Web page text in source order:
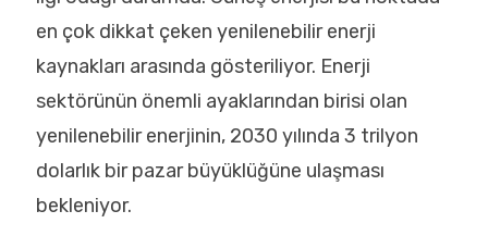
en çok dikkat çeken yenilenebilir enerji
kaynakları arasında gösteriliyor. Enerji
sektörünün önemli ayaklarından birisi olan
yenilenebilir enerjinin, 2030 yılında 3 trilyon
dolarlık bir pazar büyüklüğüne ulaşması
bekleniyor.